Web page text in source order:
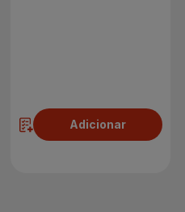
Adicionar